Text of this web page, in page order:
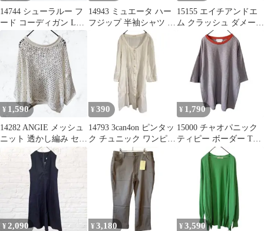
14744 シューラルー フ
ード コーディガン LL
ロングカーディガン グ
14943 ミュエータ ハー
フジップ 半袖シャツ オ
ーバーサイズ Mネイビ
15155 エイチアンドエ
ム クラッシュ ダメージ
ジーンズ デニム EUR44
¥ 1,590
14282 ANGIE メッシュ
ニット 透かし編み セー
ター アイボリー 古着
¥ 390
14793 ⁠3can4on ピンタッ
ク チュニック ワンピー
ス M 白レース⁠
¥ 1,790
15000 チャオパニック
ティピー ボーダー Tシ
ャツ M ビッグシルエッ
¥2,090 ¥ 3,180 ¥ 3,590